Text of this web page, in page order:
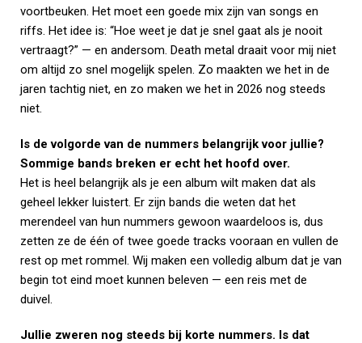
voortbeuken. Het moet een goede mix zijn van songs en
riffs. Het idee is: “Hoe weet je dat je snel gaat als je nooit
vertraagt?” — en andersom. Death metal draait voor mij niet
om altijd zo snel mogelijk spelen. Zo maakten we het in de
jaren tachtig niet, en zo maken we het in 2026 nog steeds
niet.
Is de volgorde van de nummers belangrijk voor jullie?
Sommige bands breken er echt het hoofd over.
Het is heel belangrijk als je een album wilt maken dat als
geheel lekker luistert. Er zijn bands die weten dat het
merendeel van hun nummers gewoon waardeloos is, dus
zetten ze de één of twee goede tracks vooraan en vullen de
rest op met rommel. Wij maken een volledig album dat je van
begin tot eind moet kunnen beleven — een reis met de
duivel.
Jullie zweren nog steeds bij korte nummers. Is dat